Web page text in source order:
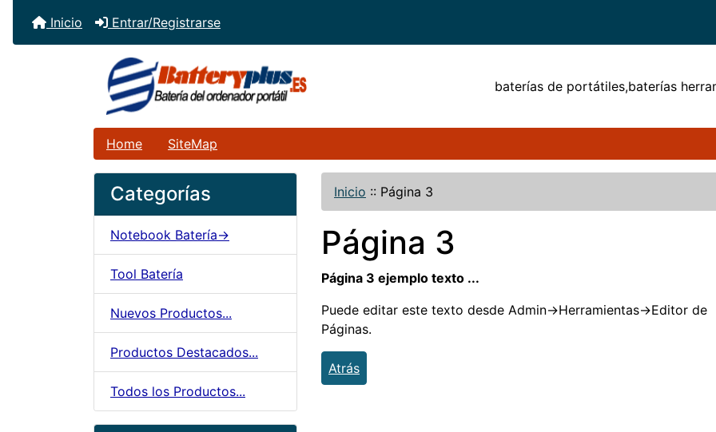
Inicio Entrar/Registrarse
baterías de portátiles,baterías
Home SiteMap
Categorías
Notebook Batería->
Tool Batería
Nuevos Productos...
Productos Destacados...
Todos los Productos...
Inicio :: Página 3
Página 3
Página 3 ejemplo texto ...
Puede editar este texto desde Admin->Herramientas->Editor de
Páginas.
Atrás